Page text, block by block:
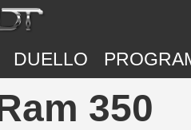
DUELLO
350